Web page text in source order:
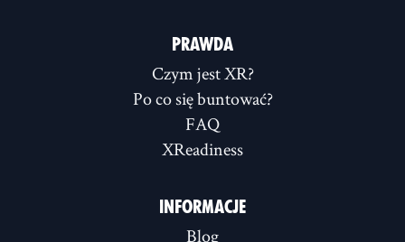
PRAWDA
Czym jest XR?
Po co się buntować?
FAQ
XReadiness
INFORMACJE
Blog